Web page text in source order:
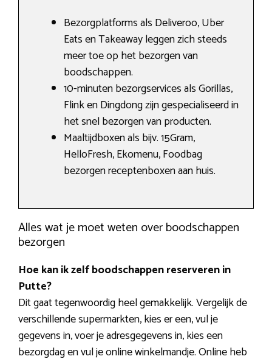
Bezorgplatforms als Deliveroo, Uber
Eats en Takeaway leggen zich steeds
meer toe op het bezorgen van
boodschappen.
10-minuten bezorgservices als Gorillas,
Flink en Dingdong zijn gespecialiseerd in
het snel bezorgen van producten.
Maaltijdboxen als bijv. 15Gram,
HelloFresh, Ekomenu, Foodbag
bezorgen receptenboxen aan huis.
Alles wat je moet weten over boodschappen
bezorgen
Hoe kan ik zelf boodschappen reserveren in
Putte?
Dit gaat tegenwoordig heel gemakkelijk. Vergelijk de
verschillende supermarkten, kies er een, vul je
gegevens in, voer je adresgegevens in, kies een
bezorgdag en vul je online winkelmandje. Online heb